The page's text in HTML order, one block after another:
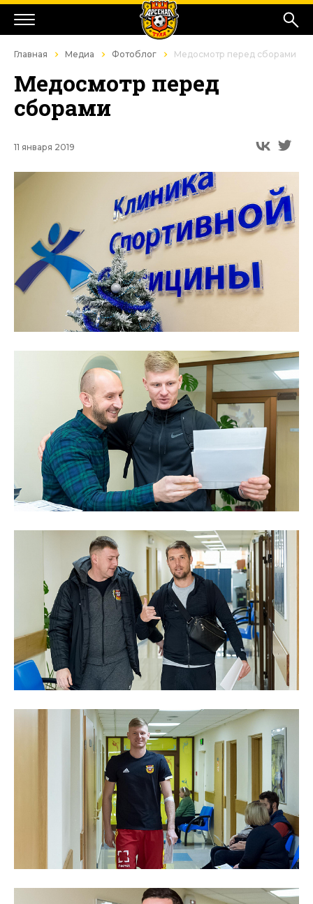
Главная Медиа Фотоблог Медосмотр перед сборами
Медосмотр перед
сборами
11 января 2019